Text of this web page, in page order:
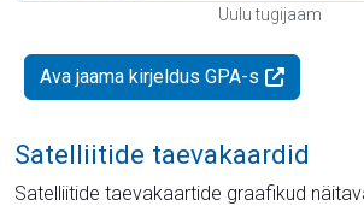
Uulu tugijaam
Ava jaama kirjeldus GPA-s
Satelliitide taevakaardid
Satelliitide taevakaartide graafikud